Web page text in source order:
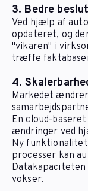
3. Bedre
Ved hjælp af
opdateret, og
"vikaren" i
træffe
4.
Markedet
En cloud-
ændringer ved
Ny
processer kan
Datakapaciteten
vokser.